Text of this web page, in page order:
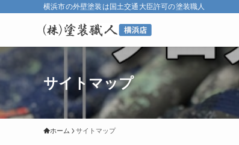
横浜市の外壁塗装は国土交通大臣許可の塗装職人
サイトマップ
ホーム サイトマップ